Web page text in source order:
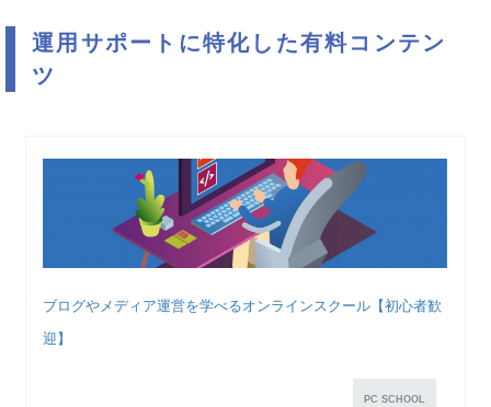
運用サポートに特化した有料コンテン
ツ
ブログやメディア運営を学べるオンラインスクール【初心者歓
迎】
PC SCHOOL